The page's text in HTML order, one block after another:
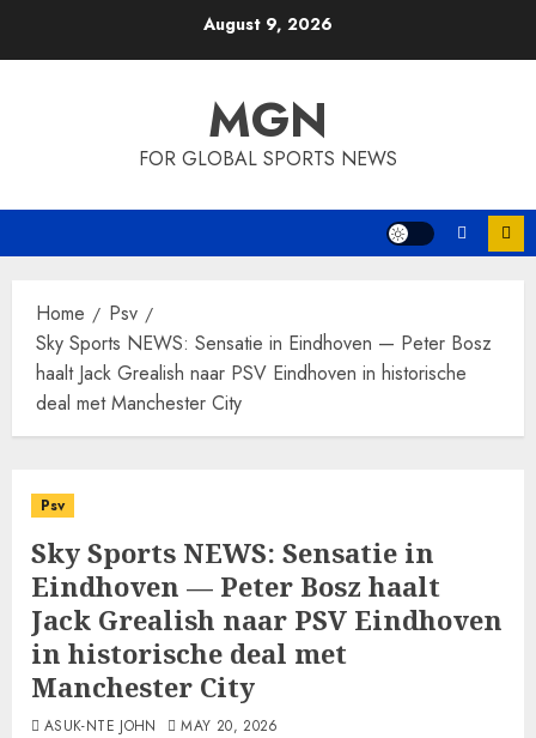
August 9, 2026
MGN
FOR GLOBAL SPORTS NEWS
Home
Psv
Sky Sports NEWS: Sensatie in Eindhoven — Peter Bosz
haalt Jack Grealish naar PSV Eindhoven in historische
deal met Manchester City
Psv
Sky Sports NEWS: Sensatie in
Eindhoven — Peter Bosz haalt
Jack Grealish naar PSV Eindhoven
in historische deal met
Manchester City
ASUK-NTE JOHN MAY 20, 2026